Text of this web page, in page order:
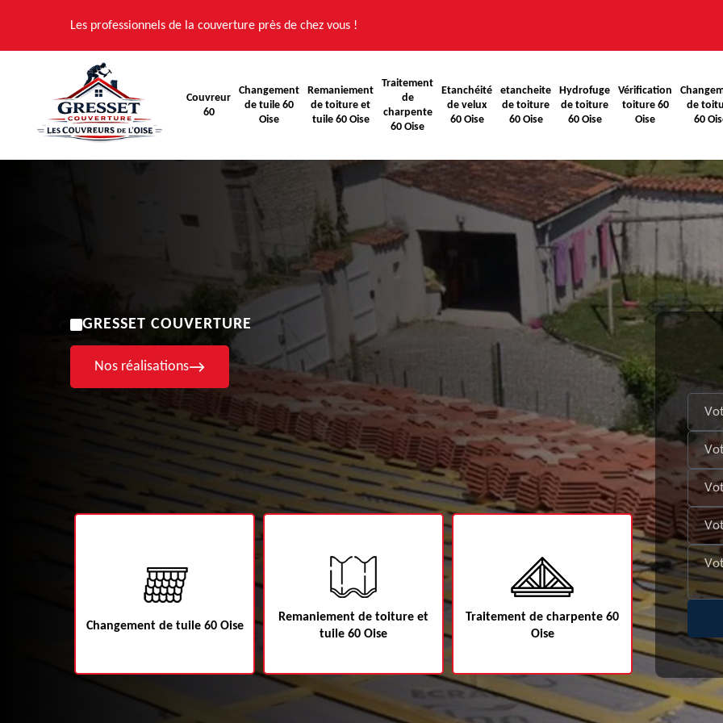
Les professionnels de la couverture près de chez vous !
Couvreur
60
Changement
de tuile 60
Oise
Remaniement
de toiture et
tuile 60 Oise
Traitement
de
charpente
60 Oise
Etanchéité
de velux
60 Oise
etancheite
de toiture
60 Oise
Hydrofuge
de toiture
60 Oise
Vérification
toiture 60
Oise
de
60
GRESSET COUVERTURE
Nos réalisations
Changement de tuile 60 Oise
Remaniement de toiture et
tuile 60 Oise
Traitement de charpente 60
Oise
Etanchéité